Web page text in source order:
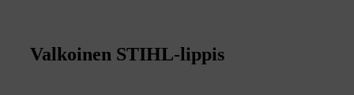
Valkoinen STIHL-lippis